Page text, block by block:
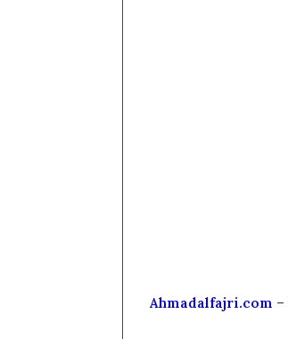
Ahmadalfajri.com –